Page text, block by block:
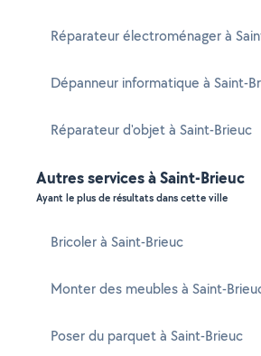
Réparateur électroménager à
Dépanneur informatique à Saint-
Réparateur d'objet à Saint-Brieuc
Autres services à Saint-Brieuc
Ayant le plus de résultats dans cette ville
Bricoler à Saint-Brieuc
Monter des meubles à Saint-
Poser du parquet à Saint-Brieuc